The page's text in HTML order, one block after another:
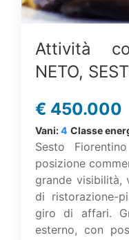
Attività
NETO,
€ 450.000
Vani:4 Classe
Sesto
posizione
grande visibilità,
di ristorazione-
giro di affari.
esterno, con